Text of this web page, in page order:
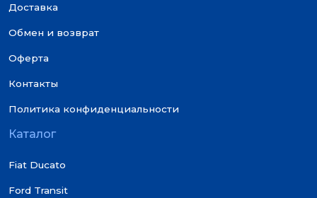
Доставка
Обмен и возврат
Оферта
Контакты
Политика конфиденциальности
Каталог
Fiat Ducato
Ford Transit